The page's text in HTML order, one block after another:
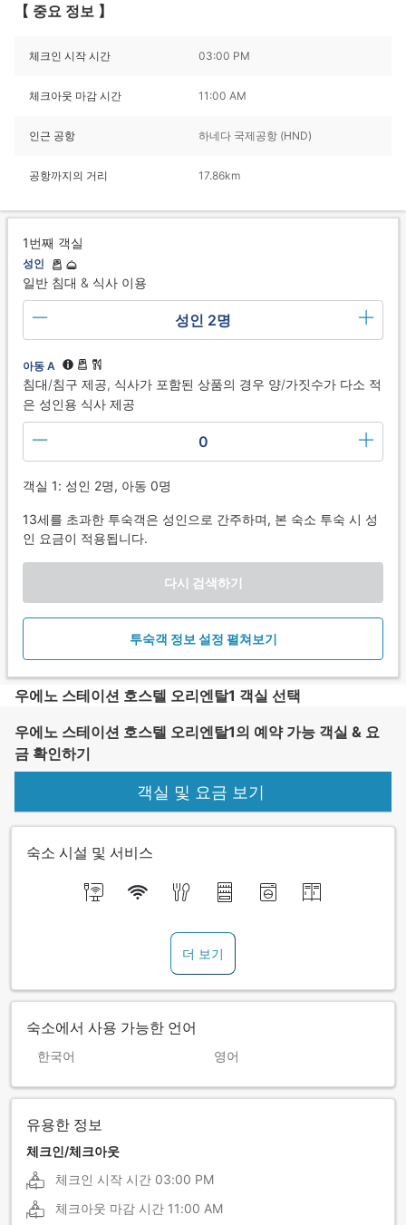
【 중요 정보 】
체크인 시작 시간 03:00 PM
체크아웃 마감 시간 11:00 AM
인근 공항 하네다 국제공항 (HND)
공항까지의 거리 17.86km
1번째 객실
성인
일반 침대 & 식사 이용
성인 2명
아동 A
침대/침구 제공, 식사가 포함된 상품의 경우 양/가짓수가 다소 적
은 성인용 식사 제공
0
객실 1: 성인 2명, 아동 0명
13세를 초과한 투숙객은 성인으로 간주하며, 본 숙소 투숙 시 성
인 요금이 적용됩니다.
다시 검색하기
투숙객 정보 설정 펼쳐보기
우에노 스테이션 호스텔 오리엔탈1 객실 선택
우에노 스테이션 호스텔 오리엔탈1의 예약 가능 객실 & 요
금 확인하기
객실 및 요금 보기
숙소 시설 및 서비스
더 보기
숙소에서 사용 가능한 언어
한국어 영어
유용한 정보
체크인/체크아웃
체크인 시작 시간 03:00 PM
체크아웃 마감 시간 11:00 AM